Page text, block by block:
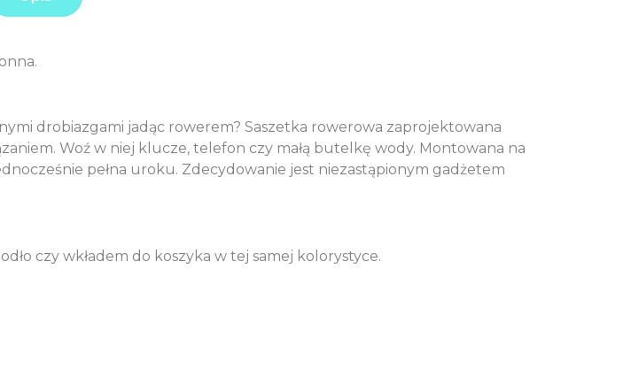
drobiazgami jadąc rowerem? Saszetka rowerowa zaprojektowana
Woź w niej klucze, telefon czy małą butelkę wody. Montowana na
pełna uroku. Zdecydowanie jest niezastąpionym gadżetem
czy wkładem do koszyka w tej samej kolorystyce.